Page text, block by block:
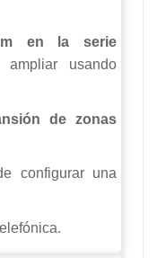
en la serie
ampliar usando
de zonas
configurar una